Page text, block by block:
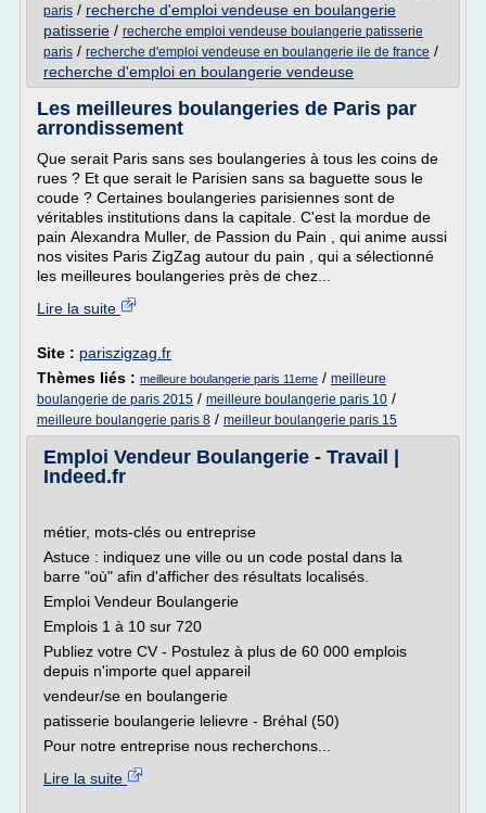
paris / recherche d'emploi vendeuse en boulangerie
patisserie / recherche emploi vendeuse boulangerie patisserie
paris / recherche d'emploi vendeuse en boulangerie ile de france /
recherche d'emploi en boulangerie vendeuse
Les meilleures boulangeries de Paris par
arrondissement
Que serait Paris sans ses boulangeries à tous les coins de
rues ? Et que serait le Parisien sans sa baguette sous le
coude ? Certaines boulangeries parisiennes sont de
véritables institutions dans la capitale. C'est la mordue de
pain Alexandra Muller, de Passion du Pain , qui anime aussi
nos visites Paris ZigZag autour du pain , qui a sélectionné
les meilleures boulangeries près de chez...
Lire la suite
Site : pariszigzag.fr
Thèmes liés : meilleure boulangerie paris 11eme / meilleure
boulangerie de paris 2015 / meilleure boulangerie paris 10 /
meilleure boulangerie paris 8 / meilleur boulangerie paris 15
Emploi Vendeur Boulangerie - Travail |
Indeed.fr
métier, mots-clés ou entreprise
Astuce : indiquez une ville ou un code postal dans la
barre "où" afin d'afficher des résultats localisés.
Emploi Vendeur Boulangerie
Emplois 1 à 10 sur 720
Publiez votre CV - Postulez à plus de 60 000 emplois
depuis n'importe quel appareil
vendeur/se en boulangerie
patisserie boulangerie lelievre - Bréhal (50)
Pour notre entreprise nous recherchons...
Lire la suite